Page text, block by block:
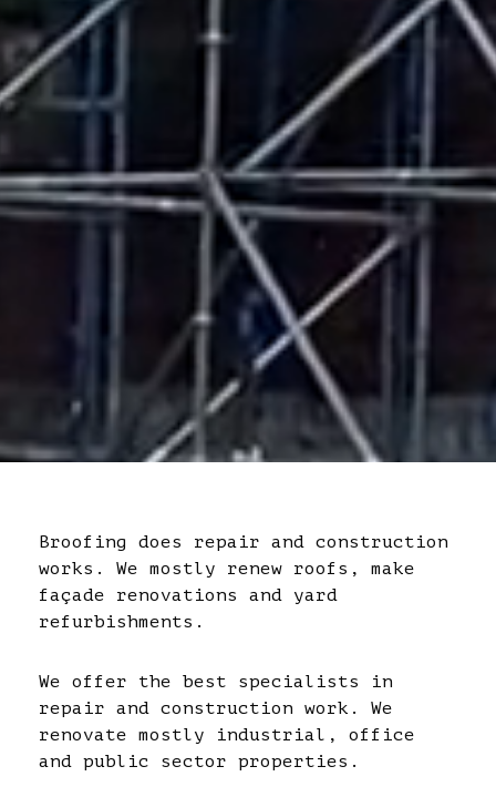
Broofing does repair and construction
works. We mostly renew roofs, make
façade renovations and yard
refurbishments.
We offer the best specialists in
repair and construction work. We
renovate mostly industrial, office
and public sector properties.
Katot, pihakannet, julkisivut,
peltilistat ja liikuntasauma-
asennukset.